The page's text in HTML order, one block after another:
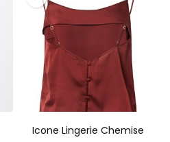
Icone Lingerie Chemise